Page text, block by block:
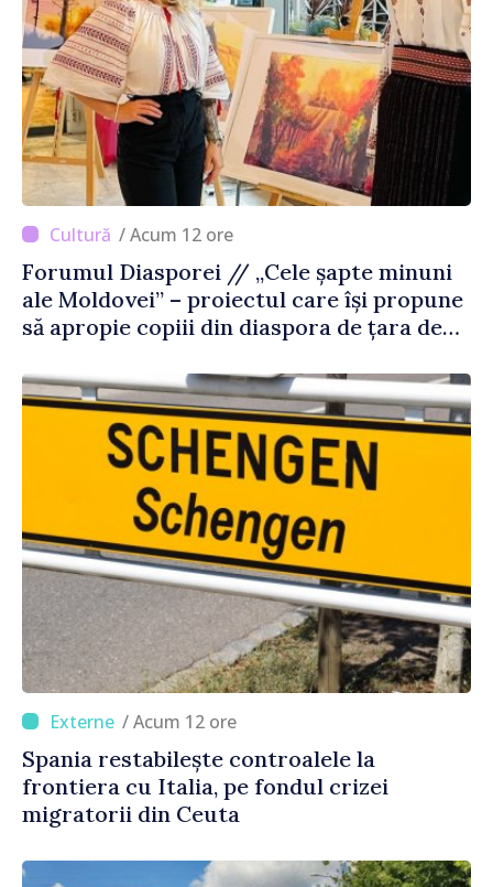
/ Acum 12 ore
Forumul Diasporei // „Cele șapte minuni
ale Moldovei” – proiectul care își propune
să apropie copiii din diaspora de țara de
/ Acum 12 ore
Spania restabilește controalele la
frontiera cu Italia, pe fondul crizei
migratorii din Ceuta